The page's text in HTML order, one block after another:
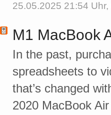
25.05.2025 21:54 Uhr,
M1 MacBook
In the past,
spreadsheets to
that’s changed
2020 MacBook